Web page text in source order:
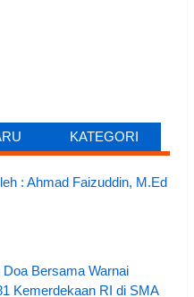
KATEGORI
: Ahmad Faizuddin, M.Ed
Bersama Warnai
Kemerdekaan RI di SMA